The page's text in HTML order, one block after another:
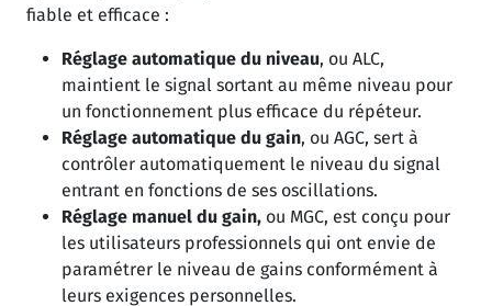
fiable et efficace :
Réglage automatique du niveau, ou ALC,
maintient le signal sortant au même niveau pour
un fonctionnement plus efficace du répéteur.
Réglage automatique du gain, ou AGC, sert à
contrôler automatiquement le niveau du signal
entrant en fonctions de ses oscillations.
Réglage manuel du gain, ou MGC, est conçu pour
les utilisateurs professionnels qui ont envie de
paramétrer le niveau de gains conformément à
leurs exigences personnelles.